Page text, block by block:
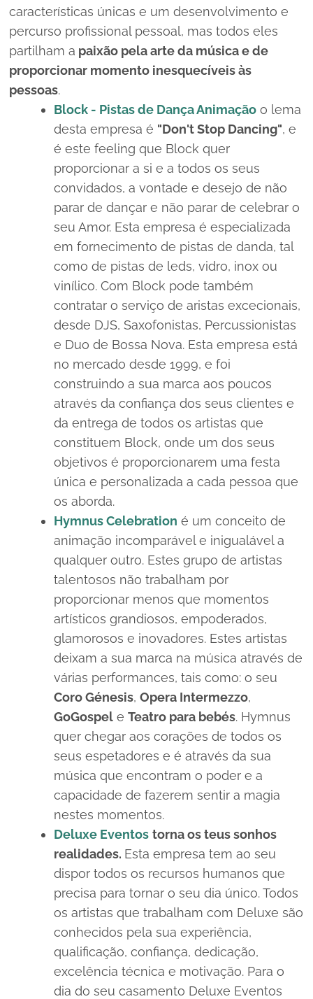
características únicas e um desenvolvimento e
percurso profissional pessoal, mas todos eles
partilham a paixão pela arte da música e de
proporcionar momento inesquecíveis às
pessoas.
Block - Pistas de Dança Animação o lema
desta empresa é "Don't Stop Dancing", e
é este feeling que Block quer
proporcionar a si e a todos os seus
convidados, a vontade e desejo de não
parar de dançar e não parar de celebrar o
seu Amor. Esta empresa é especializada
em fornecimento de pistas de danda, tal
como de pistas de leds, vidro, inox ou
vinílico. Com Block pode também
contratar o serviço de aristas excecionais,
desde DJS, Saxofonistas, Percussionistas
e Duo de Bossa Nova. Esta empresa está
no mercado desde 1999, e foi
construindo a sua marca aos poucos
através da confiança dos seus clientes e
da entrega de todos os artistas que
constituem Block, onde um dos seus
objetivos é proporcionarem uma festa
única e personalizada a cada pessoa que
os aborda.
Hymnus Celebration é um conceito de
animação incomparável e inigualável a
qualquer outro. Estes grupo de artistas
talentosos não trabalham por
proporcionar menos que momentos
artísticos grandiosos, empoderados,
glamorosos e inovadores. Estes artistas
deixam a sua marca na música através de
várias performances, tais como: o seu
Coro Génesis, Opera Intermezzo,
GoGospel e Teatro para bebés. Hymnus
quer chegar aos corações de todos os
seus espetadores e é através da sua
música que encontram o poder e a
capacidade de fazerem sentir a magia
nestes momentos.
Deluxe Eventos torna os teus sonhos
realidades. Esta empresa tem ao seu
dispor todos os recursos humanos que
precisa para tornar o seu dia único. Todos
os artistas que trabalham com Deluxe são
conhecidos pela sua experiência,
qualificação, confiança, dedicação,
excelência técnica e motivação. Para o
dia do seu casamento Deluxe Eventos